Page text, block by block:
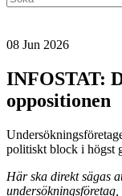
08 Jun 2026
INFOSTAT:
oppositionen
politiskt block i högst
Här ska direkt sägas